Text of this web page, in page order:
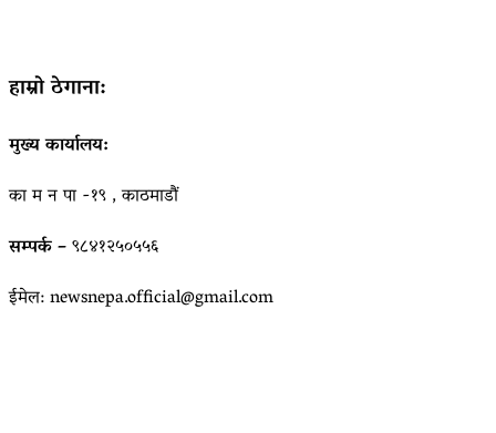
हाम्रो ठेगाना:
मुख्य कार्यालय:
का म न पा -१९ , काठमाडौं
सम्पर्क –९८४१२५०५५६
ईमेल: newsnepa.official@gmail.com